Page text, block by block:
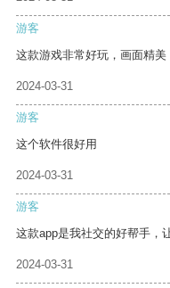
游客
这款游戏非常好玩，画面精美
2024-03-31
游客
这个软件很好用
2024-03-31
游客
这款app是我社交的好帮手，
2024-03-31